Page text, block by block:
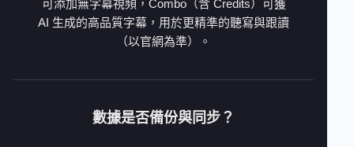
可添加無字幕視頻，Combo（含 Credits）可獲
AI 生成的高品質字幕，用於更精準的聽寫與跟讀
（以官網為準）。
數據是否備份與同步？